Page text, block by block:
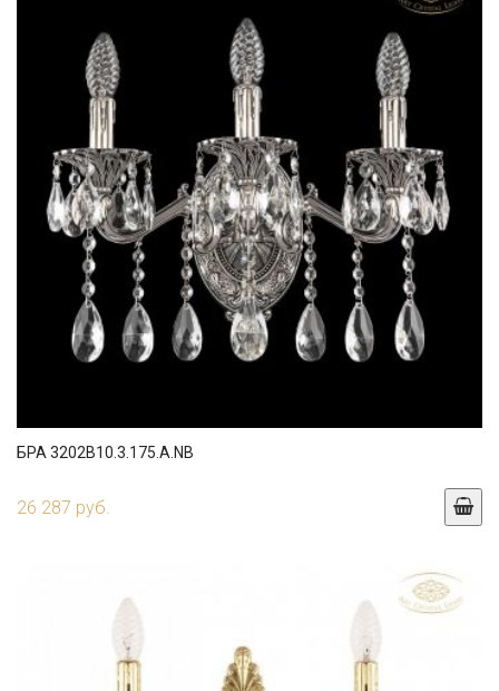
БРА 3202B10.3.175.A.NB
26 287 руб.